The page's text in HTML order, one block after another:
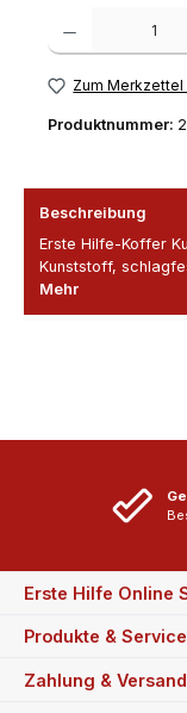
Produkt Anzahl:
Zum
Produktnummer:
Beschreibung
Erste Hilfe-Koffer
Kunststoff,
Mehr
Erste Hilfe Online
Produkte & Service
Zahlung & Versand